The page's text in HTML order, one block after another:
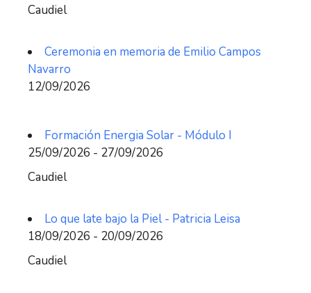
Caudiel
Ceremonia en memoria de Emilio Campos
Navarro
12/09/2026
Formación Energia Solar - Módulo I
25/09/2026 - 27/09/2026
Caudiel
Lo que late bajo la Piel - Patricia Leisa
18/09/2026 - 20/09/2026
Caudiel